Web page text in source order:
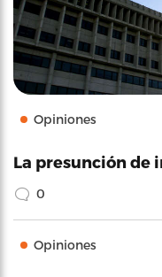
Opiniones
La presunción de
0
Opiniones